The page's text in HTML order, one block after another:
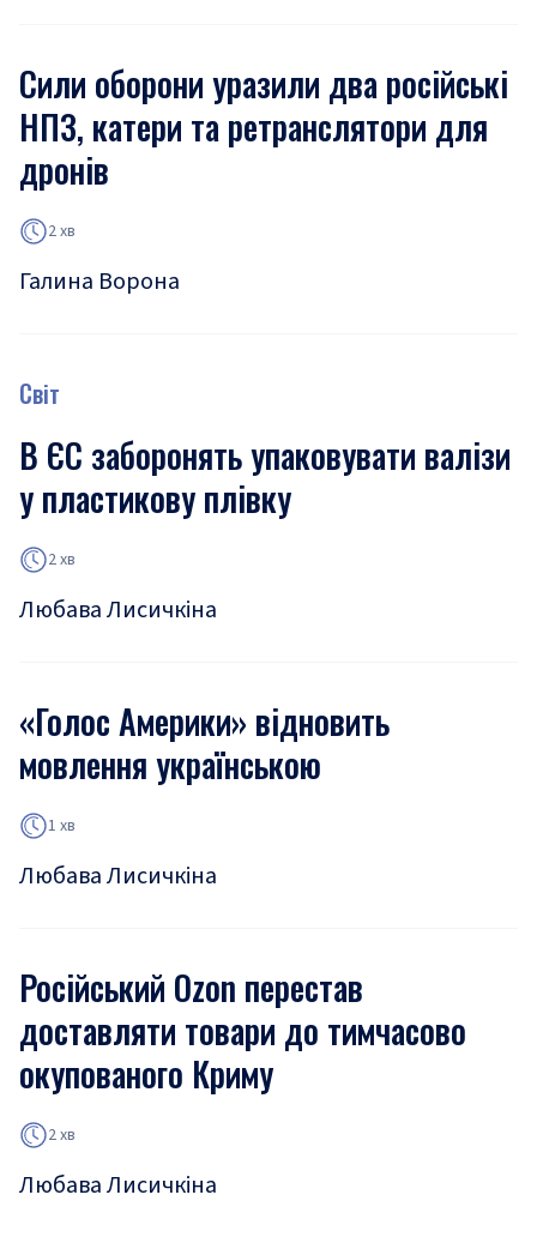
Сили оборони уразили два російські
НПЗ, катери та ретранслятори для
дронів
2 хв
Галина Ворона
Світ
В ЄС заборонять упаковувати валізи
у пластикову плівку
2 хв
Любава Лисичкіна
«Голос Америки» відновить
мовлення українською
1 хв
Любава Лисичкіна
Російський Ozon перестав
доставляти товари до тимчасово
окупованого Криму
2 хв
Любава Лисичкіна